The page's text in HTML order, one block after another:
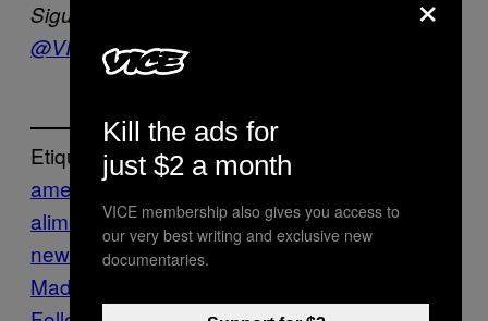
Sigue a VICE News en español en Twitter:
@VICENewsEs
Etiquetado:
america latina
alimentaria economía el abc de vice
news
harina inflación
Maduro
Kill the ads for
just $2 a month
VICE membership also gives you access to
our very best writing and exclusive new
documentaries.